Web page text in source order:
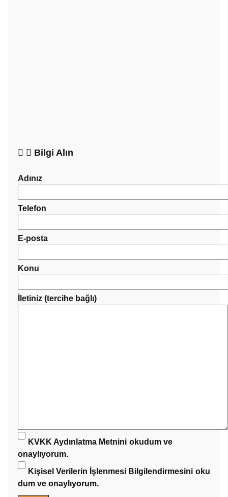
Bilgi Alın
Adınız
Telefon
E-posta
Konu
İletiniz (tercihe bağlı)
KVKK Aydınlatma Metnini okudum ve
onaylıyorum.
Kişisel Verilerin İşlenmesi Bilgilendirmesini oku
dum ve onaylıyorum.